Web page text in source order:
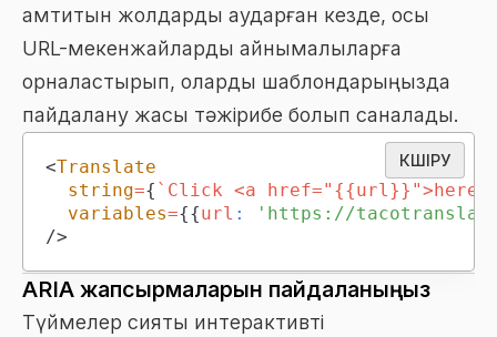
қамтитын жолдарды аударған кезде, осы
URL-мекенжайларды айнымалыларға
орналастырып, оларды шаблондарыңызда
пайдалану жақсы тәжірибе болып саналады.
КӨШІРУ
<Translate
string={ ` Click <a
variables={{url :
'https://
/>
ARIA жапсырмаларын пайдаланыңыз
Түймелер сияқты интерактивті